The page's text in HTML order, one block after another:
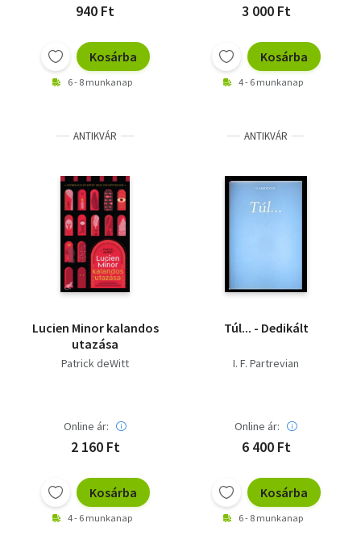
940 Ft
Kosárba
6 - 8 munkanap
3 000 Ft
Kosárba
4 - 6 munkanap
ANTIKVÁR
Lucien Minor kalandos
utazása
Patrick deWitt
Online ár:
2 160 Ft
Kosárba
4 - 6 munkanap
ANTIKVÁR
Túl... - Dedikált
I. F. Partrevian
Online ár:
6 400 Ft
Kosárba
6 - 8 munkanap